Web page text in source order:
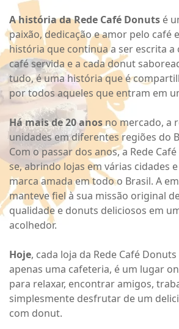
A história da Rede Café Donuts é
paixão, dedicação e amor pelo café
história que continua a ser escrita a
café servida e a cada donut
tudo, é uma história que é
por todos aqueles que entram em
Há mais de 20 anosno mercado, a
unidades em diferentes regiões do
Com o passar dos anos, a Rede
se, abrindo lojas em várias cidades
marca amada em todo o Brasil. A
manteve fiel à sua missão original
qualidade e donuts deliciosos em
acolhedor.
Hoje, cada loja da Rede Café
apenas uma cafeteria, é um lugar
para relaxar, encontrar amigos,
simplesmente desfrutar de um
com donut.